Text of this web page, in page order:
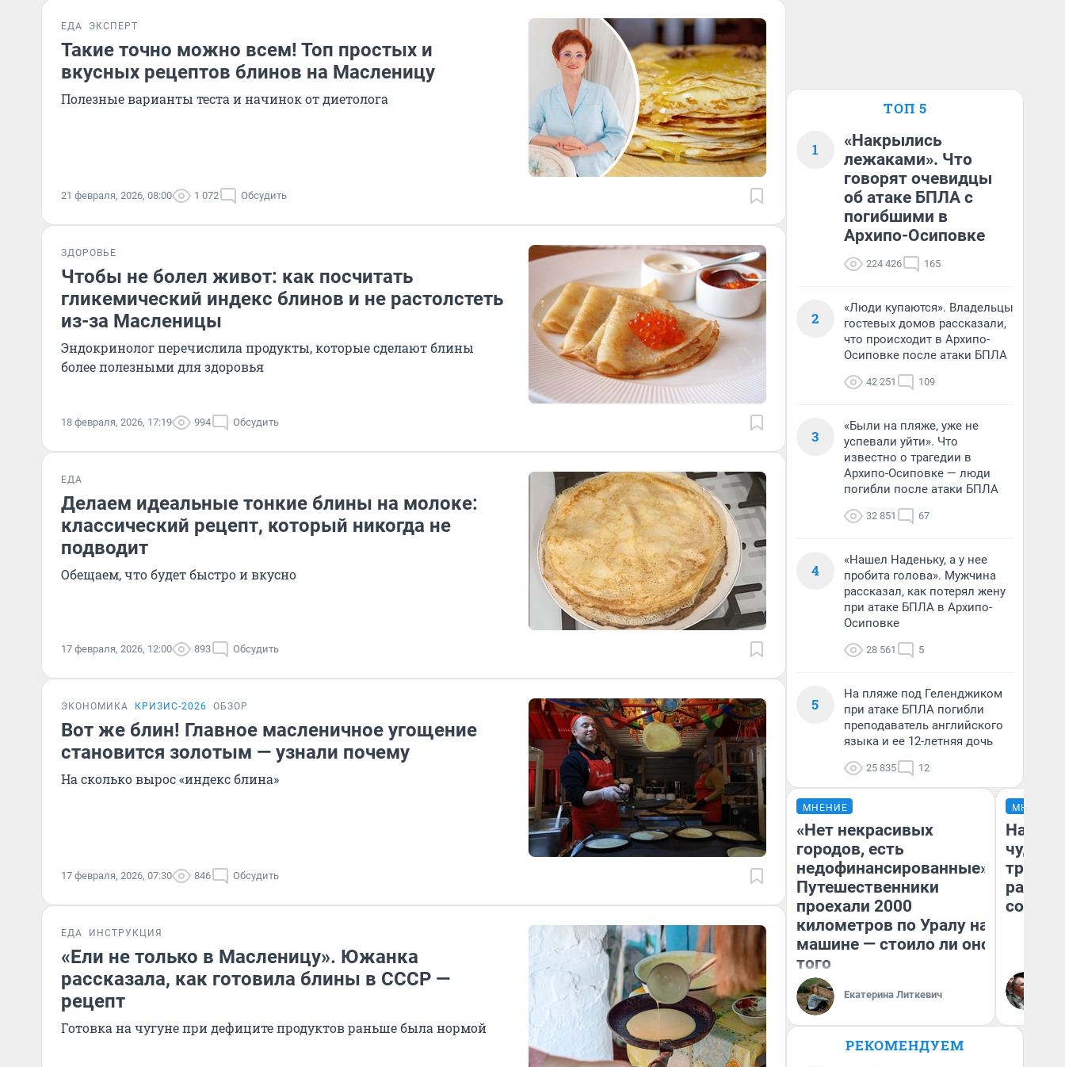
ЕДА ЭКСПЕРТ
Такие точно можно всем! Топ простых и
вкусных рецептов блинов на Масленицу
Полезные варианты теста и начинок от диетолога
21 февраля, 2026, 08:00 1 072 Обсудить
ЗДОРОВЬЕ
Чтобы не болел живот: как посчитать
гликемический индекс блинов и не растолстеть
из-за Масленицы
Эндокринолог перечислила продукты, которые сделают блины
более полезными для здоровья
18 февраля, 2026, 17:19 994 Обсудить
ЕДА
Делаем идеальные тонкие блины на молоке:
классический рецепт, который никогда не
подводит
Обещаем, что будет быстро и вкусно
17 февраля, 2026, 12:00 893 Обсудить
ЭКОНОМИКА КРИЗИС-2026 ОБЗОР
Вот же блин! Главное масленичное угощение
становится золотым — узнали почему
На сколько вырос «индекс блина»
17 февраля, 2026, 07:30 846 Обсудить
ЕДА ИНСТРУКЦИЯ
«Ели не только в Масленицу». Южанка
рассказала, как готовила блины в СССР —
рецепт
Готовка на чугуне при дефиците продуктов раньше была нормой
ТОП 5
1
«Накрылись
лежаками». Что
говорят очевидцы
об атаке БПЛА с
погибшими в
Архипо-Осиповке
224 426 165
2
«Люди купаются». Владельцы
гостевых домов рассказали,
что происходит в Архипо-
Осиповке после атаки БПЛА
42 251 109
3
«Были на пляже, уже не
успевали уйти». Что
известно о трагедии в
Архипо-Осиповке — люди
погибли после атаки БПЛА
32 851 67
4
«Нашел Наденьку, а у нее
пробита голова». Мужчина
рассказал, как потерял жену
при атаке БПЛА в Архипо-
Осиповке
28 561 5
5
На пляже под Геленджиком
при атаке БПЛА погибли
преподаватель английского
языка и ее 12-летняя дочь
25 835 12
МНЕНИЕ
«Нет некрасивых
городов, есть
недофинансированные».
Путешественники
проехали 2000
километров по Уралу на
машине — стоило ли оно
того
Екатерина Литкевич
МНЕНИЕ
чудом
РЕКОМЕНДУЕМ